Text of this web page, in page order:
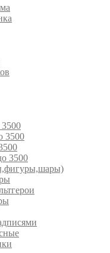
3500
3500